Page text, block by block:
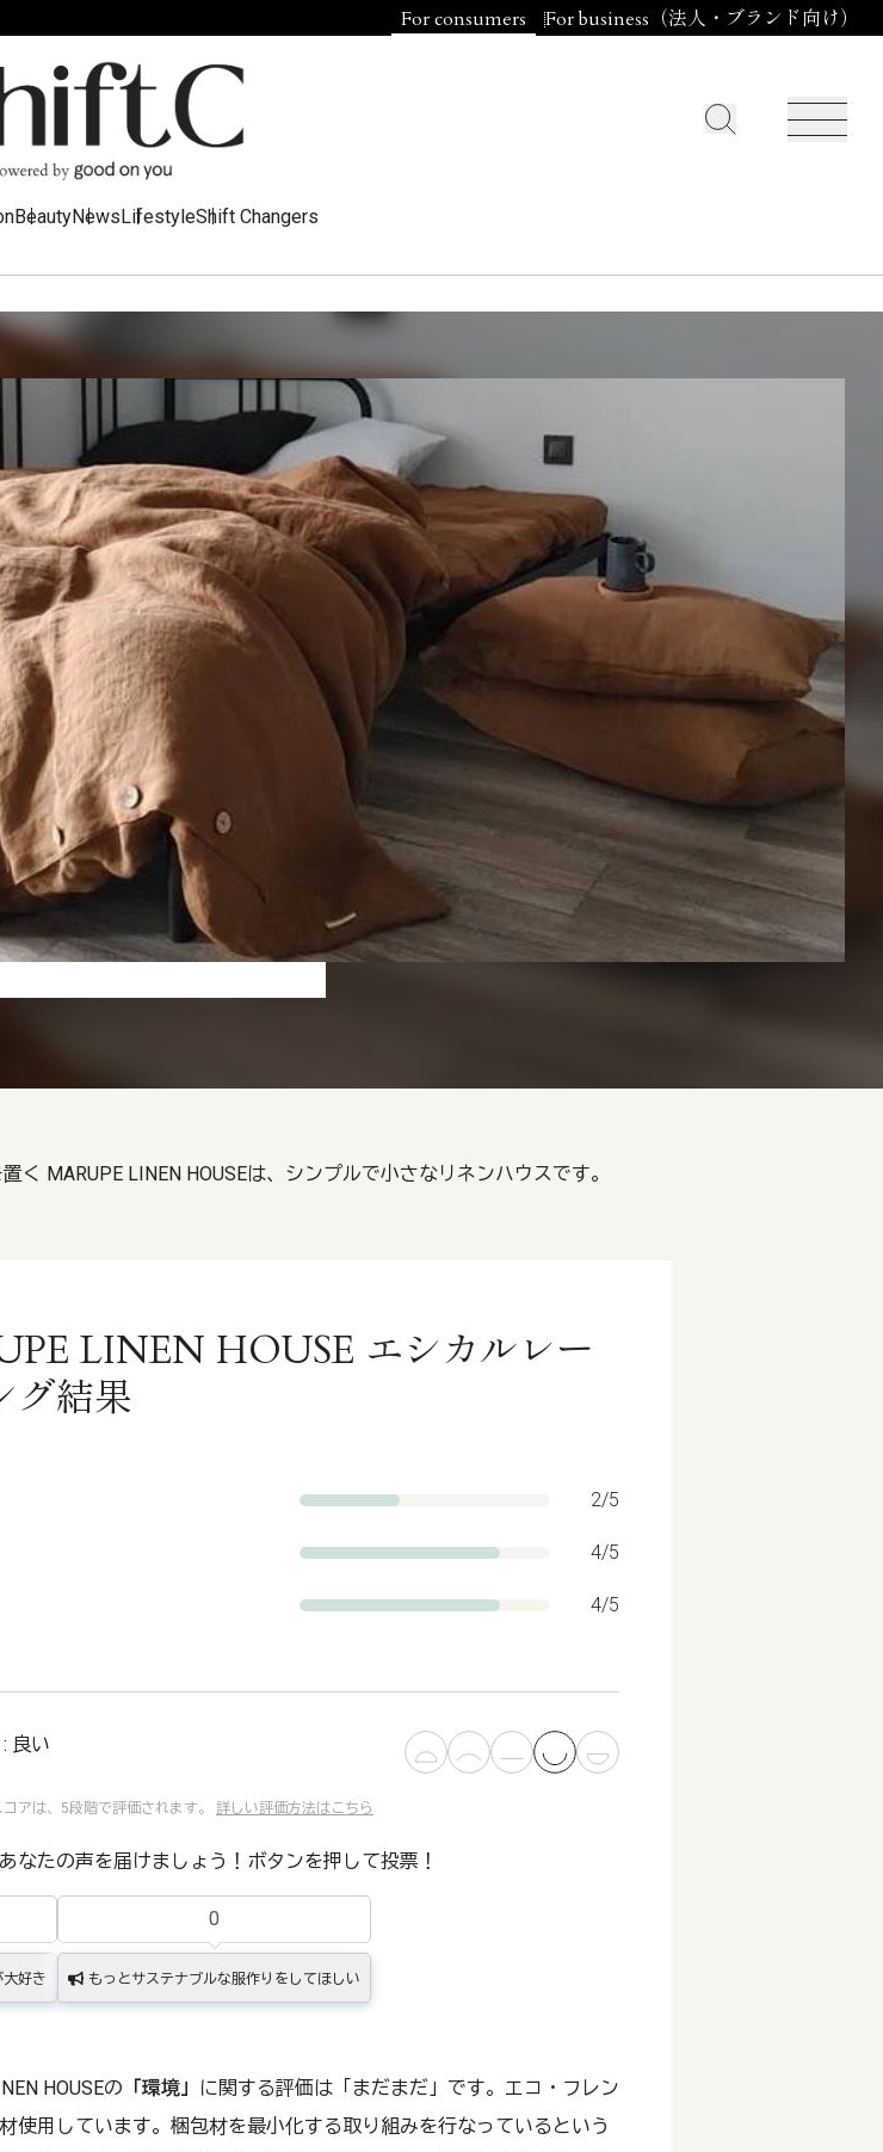
For consumers For business（法人・ブランド向け）
BeautyNewsLifestyleShift Changers
く MARUPE LINEN HOUSEは、シンプルで小さなリネンハウスです。
LINEN HOUSE エシカルレー
グ結果
2/5
4/5
4/5
良い
アは、5段階で評価されます。 詳しい評価方法はこちら
なたの声を届けましょう！ボタンを押して投票！
大好き
0
もっとサステナブルな服作りをしてほしい
HOUSEの 「環境」
に関する評価は「まだまだ」です。エコ・フレン
使用しています。梱包材を最小化する取り組みを行なっているという